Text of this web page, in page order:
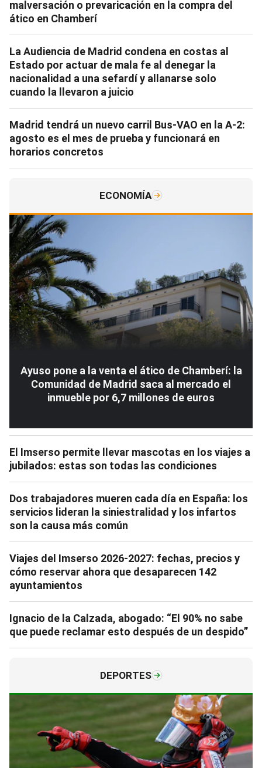
malversación o prevaricación en la compra del
ático en Chamberí
La Audiencia de Madrid condena en costas al
Estado por actuar de mala fe al denegar la
nacionalidad a una sefardí y allanarse solo
cuando la llevaron a juicio
Madrid tendrá un nuevo carril Bus-VAO en la A-2:
agosto es el mes de prueba y funcionará en
horarios concretos
ECONOMÍA
Ayuso pone a la venta el ático de Chamberí: la
Comunidad de Madrid saca al mercado el
inmueble por 6,7 millones de euros
El Imserso permite llevar mascotas en los viajes a
jubilados: estas son todas las condiciones
Dos trabajadores mueren cada día en España: los
servicios lideran la siniestralidad y los infartos
son la causa más común
Viajes del Imserso 2026-2027: fechas, precios y
cómo reservar ahora que desaparecen 142
ayuntamientos
Ignacio de la Calzada, abogado: “El 90% no sabe
que puede reclamar esto después de un despido”
DEPORTES